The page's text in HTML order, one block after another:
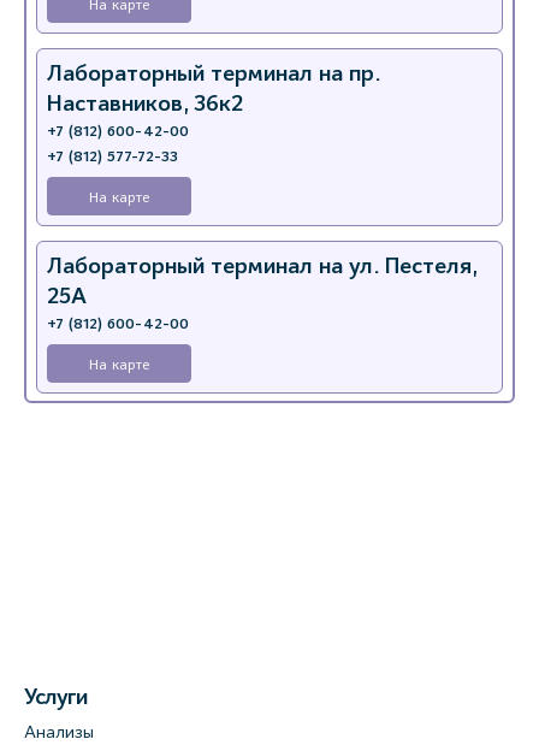
На карте
Лабораторный терминал на пр.
Наставников, 36к2
+7 (812) 600-42-00
+7 (812) 577-72-33
На карте
Лабораторный терминал на ул. Пестеля,
25А
+7 (812) 600-42-00
На карте
Услуги
Анализы